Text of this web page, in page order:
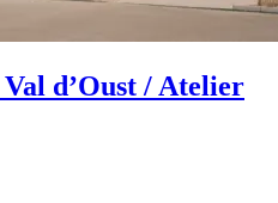
d’Oust / Atelier